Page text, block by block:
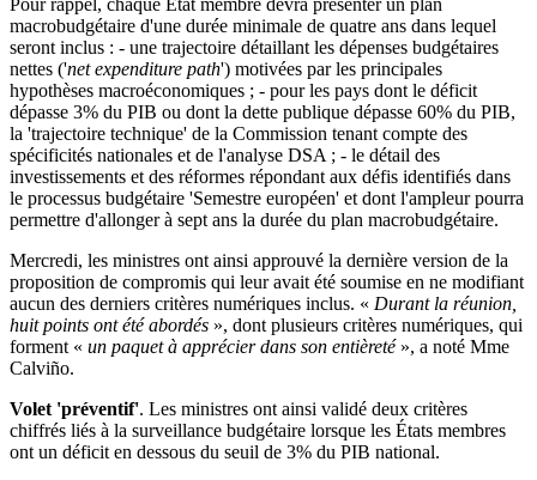
Pour rappel, chaque État membre devra présenter un plan
macrobudgétaire d'une durée minimale de quatre ans dans lequel
seront inclus : - une trajectoire détaillant les dépenses budgétaires
nettes ('net expenditure path') motivées par les principales
hypothèses macroéconomiques ; - pour les pays dont le déficit
dépasse 3% du PIB ou dont la dette publique dépasse 60% du PIB,
la 'trajectoire technique' de la Commission tenant compte des
spécificités nationales et de l'analyse DSA ; - le détail des
investissements et des réformes répondant aux défis identifiés dans
le processus budgétaire 'Semestre européen' et dont l'ampleur pourra
permettre d'allonger à sept ans la durée du plan macrobudgétaire.
Mercredi, les ministres ont ainsi approuvé la dernière version de la
proposition de compromis qui leur avait été soumise en ne modifiant
aucun des derniers critères numériques inclus. « Durant la réunion,
huit points ont été abordés », dont plusieurs critères numériques, qui
forment « un paquet à apprécier dans son entièreté », a noté Mme
Calviño.
Volet 'préventif'. Les ministres ont ainsi validé deux critères
chiffrés liés à la surveillance budgétaire lorsque les États membres
ont un déficit en dessous du seuil de 3% du PIB national.